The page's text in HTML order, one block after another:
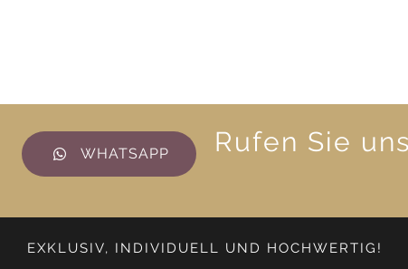
WHATSAPP Rufen Sie
EXKLUSIV, INDIVIDUELL UND HOCHWERTIG!